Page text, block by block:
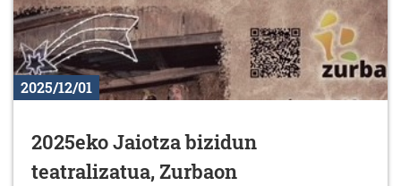
2025/12/01
2025eko Jaiotza bizidun
teatralizatua, Zurbaon